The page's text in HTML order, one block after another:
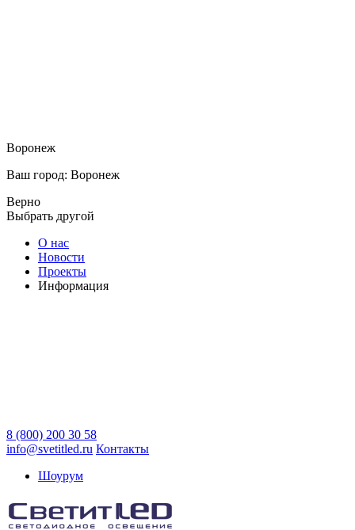
Воронеж
Ваш город: Воронеж
Верно
Выбрать другой
О нас
Новости
Проекты
Информация
8 (800) 200 30 58
info@svetitled.ru Контакты
Шоурум